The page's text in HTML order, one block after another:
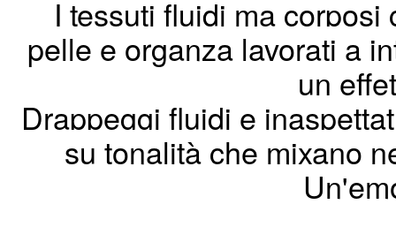
I tessuti fluidi ma
pelle e organza lavorati a
un
Drappeggi fluidi e
su tonalità che mixano